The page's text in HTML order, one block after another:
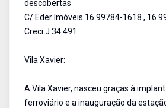
descobertas
C/ Eder Imóveis 16 99784-1618 , 16
Creci J 34 491.
Vila Xavier:
A Vila Xavier, nasceu graças à
ferroviário e a inauguração da